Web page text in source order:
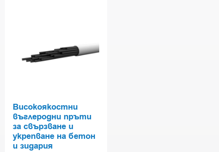
Високоякостни
въглеродни пръти
за свързване и
укрепване на бетон
и зидария